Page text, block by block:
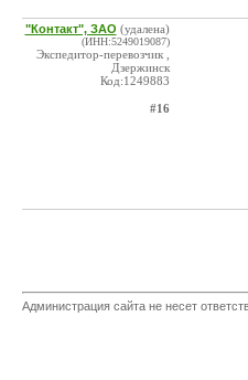
"Контакт", ЗАО (удалена)
(ИНН:5249019087)
Экспедитор-перевозчик ,
Дзержинск
Код:1249883
#16
Администрация сайта не несет